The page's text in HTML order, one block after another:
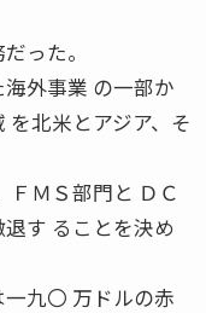
った。
外事業 の一部か
北米とアジア、そ
ＦＭＳ部門と ＤＣ
す ることを決め
九〇 万ドルの赤